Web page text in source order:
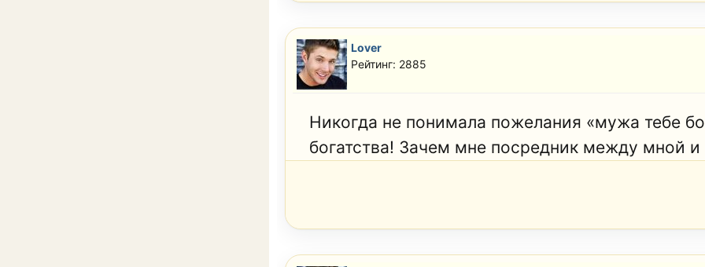
Lover
Рейтинг: 2885
Никогда не понимала пожелания «мужа тебе
богатства! Зачем мне посредник между мной и